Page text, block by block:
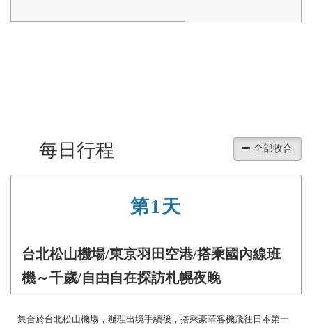
每日行程
第1天
台北松山機場/東京羽田空港/搭乘國內線班
機～千歲/自由自在探訪札幌夜晚
集合於台北松山機場，辦理出境手續後，搭乘豪華客機飛往日本第一